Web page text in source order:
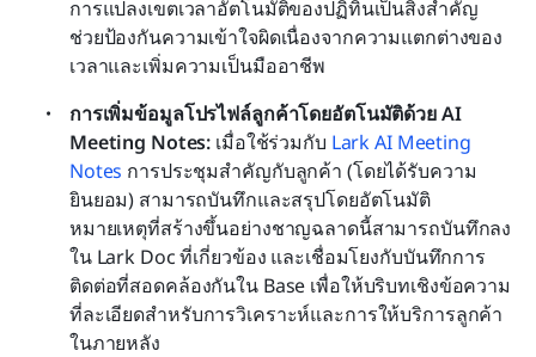
การแปลงเขตเวลาอัตโนมัติของปฏิทินเป็นสิ่งสำคัญ
ช่วยป้องกันความเข้าใจผิดเนื่องจากความแตกต่างของ
เวลาและเพิ่มความเป็นมืออาชีพ
การเพิ่มข้อมูลโปรไฟล์ลูกค้าโดยอัตโนมัติด้วย AI
Meeting Notes: เมื่อใช้ร่วมกับ Lark AI Meeting
Notes การประชุมสำคัญกับลูกค้า (โดยได้รับความ
ยินยอม) สามารถบันทึกและสรุปโดยอัตโนมัติ
หมายเหตุที่สร้างขึ้นอย่างชาญฉลาดนี้สามารถบันทึกลง
ใน Lark Doc ที่เกี่ยวข้อง และเชื่อมโยงกับบันทึกการ
ติดต่อที่สอดคล้องกันใน Base เพื่อให้บริบทเชิงข้อความ
ที่ละเอียดสำหรับการวิเคราะห์และการให้บริการลูกค้า
ในภายหลัง